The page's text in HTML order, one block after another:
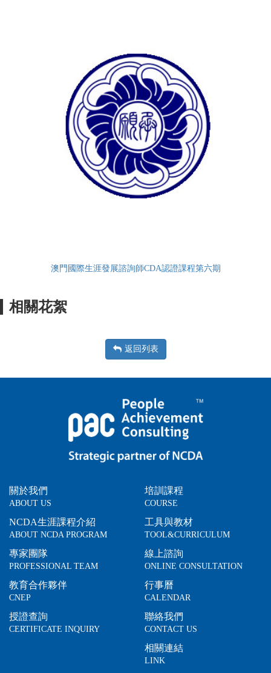
澳門國際生涯發展諮詢師CDA認證課程第六期
相關花絮
返回列表
關於我們
ABOUT US
NCDA生涯課程介紹
ABOUT NCDA PROGRAM
專家團隊
PROFESSIONAL TEAM
教育合作夥伴
CNEP
授證查詢
CERTIFICATE INQUIRY
培訓課程
COURSE
工具與教材
TOOL&CURRICULUM
線上諮詢
ONLINE CONSULTATION
行事曆
CALENDAR
聯絡我們
CONTACT US
相關連結
LINK